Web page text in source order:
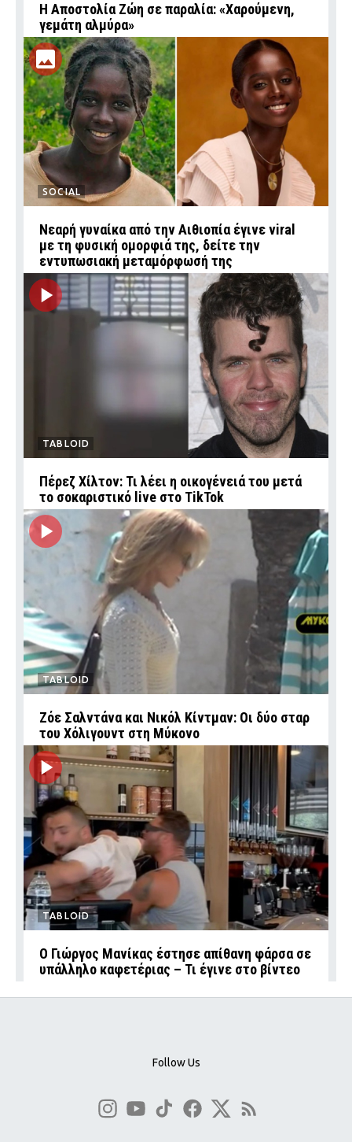
Η Αποστολία Ζώη σε παραλία: «Χαρούμενη,
γεμάτη αλμύρα»
SOCIAL
Νεαρή γυναίκα από την Αιθιοπία έγινε viral
με τη φυσική ομορφιά της, δείτε την
εντυπωσιακή μεταμόρφωσή της
TABLOID
Πέρεζ Χίλτον: Τι λέει η οικογένειά του μετά
το σοκαριστικό live στο TikTok
TABLOID
Ζόε Σαλντάνα και Νικόλ Κίντμαν: Οι δύο σταρ
του Χόλιγουντ στη Μύκονο
TABLOID
Ο Γιώργος Μανίκας έστησε απίθανη φάρσα σε
υπάλληλο καφετέριας – Τι έγινε στο βίντεο
Follow Us